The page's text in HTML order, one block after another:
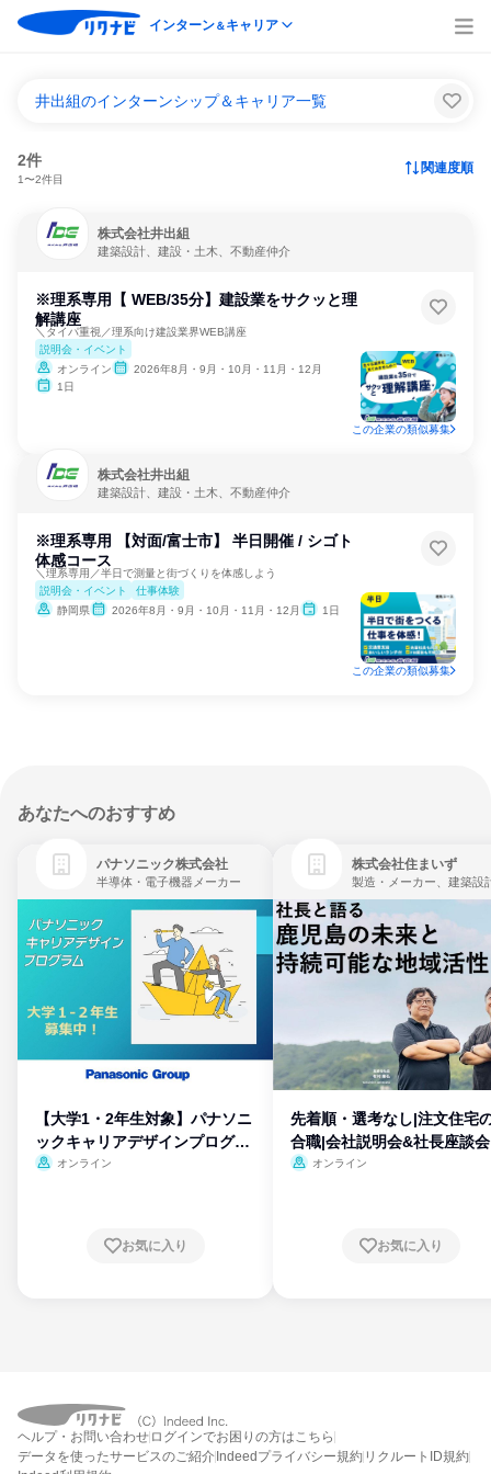
インターン＆キャリア
井出組のインターンシップ＆キャリア一覧
2件
1〜2件目
関連度順
株式会社井出組
建築設計、建設・土木、不動産仲介
※理系専用【 WEB/35分】建設業をサクッと理
解講座
＼タイパ重視／理系向け建設業界WEB講座
説明会・イベント
オンライン
2026年8月・9月・10月・11月・12月
1日
この企業の類似募集
株式会社井出組
建築設計、建設・土木、不動産仲介
※理系専用 【対面/富士市】 半日開催 / シゴト
体感コース
＼理系専用／半日で測量と街づくりを体感しよう
説明会・イベント
仕事体験
静岡県
2026年8月・9月・10月・11月・12月 1日
この企業の類似募集
あなたへのおすすめ
パナソニック株式会社
半導体・電子機器メーカー
【大学1・2年生対象】パナソニ
ックキャリアデザインプログラ
ム
オンライン
お気に入り
株式会社住まいず
製造・メーカー、建築設
先着順・選考なし|注文住宅
合職|会社説明会&社長座談会
オンライン
お気に入り
ヘルプ・お問い合わせ ログインでお困りの方はこちら
データを使ったサービスのご紹介 Indeedプライバシー規約 リクルートID規約